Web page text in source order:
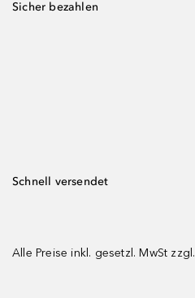
Sicher bezahlen
Schnell versendet
Alle Preise inkl. gesetzl. MwSt zzgl.